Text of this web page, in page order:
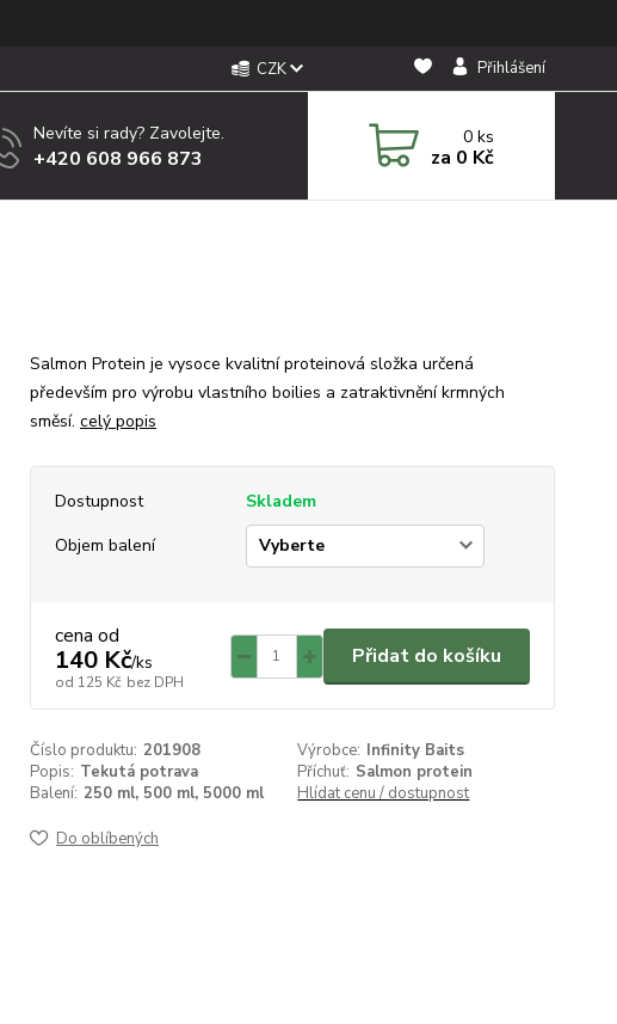
CZK Přihlášení
Nevíte si rady? Zavolejte.
+420 608 966 873
0ks
za 0 Kč
Salmon Protein je vysoce kvalitní proteinová složka určená
především pro výrobu vlastního boilies a zatraktivnění krmných
směsí. celý popis
Dostupnost
Skladem
Objem balení
cena od
140 Kč/ks
od 125 Kč bez DPH
Přidat do košíku
Číslo produktu: 201908 Výrobce: Infinity Baits
Popis: Tekutá potrava Příchuť: Salmon protein
Balení: 250 ml, 500 ml, 5000 ml Hlídat cenu / dostupnost
Do oblíbených